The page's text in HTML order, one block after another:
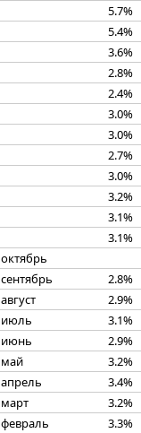
5.7%
5.4%
3.6%
2.8%
2.4%
3.0%
3.0%
2.7%
3.0%
3.2%
3.1%
3.1%
октябрь
сентябрь
2.8%
август
2.9%
июль
3.1%
июнь
2.9%
май
3.2%
апрель
3.4%
март
3.2%
февраль
3.3%